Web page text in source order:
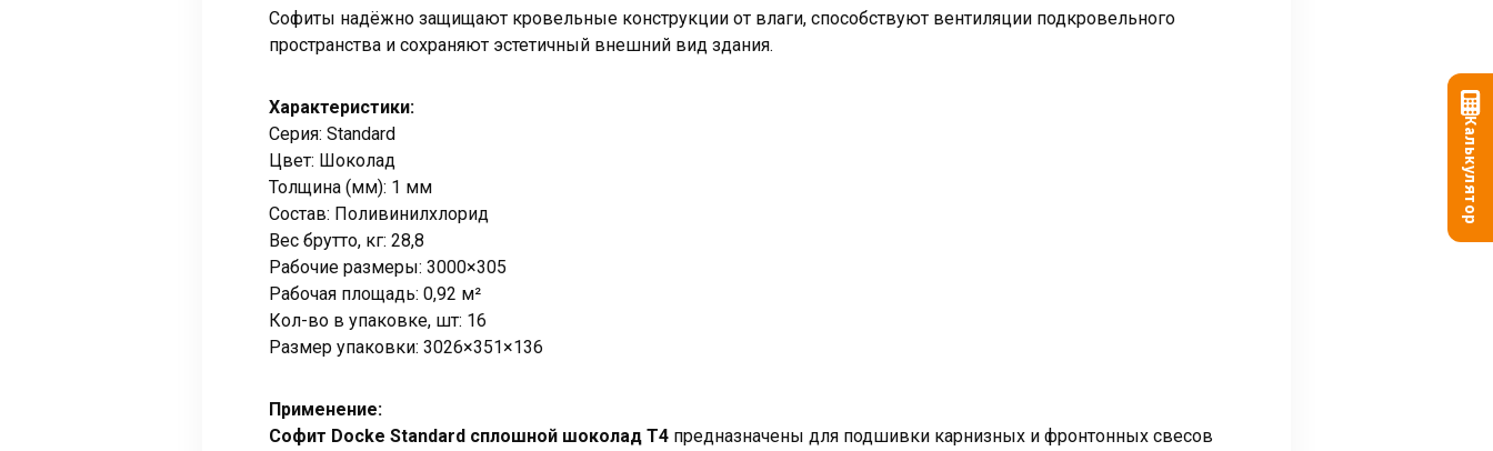
Софиты надёжно защищают кровельные конструкции от влаги, способствуют вентиляции подкровельного
пространства и сохраняют эстетичный внешний вид здания.
Характеристики:
Серия: Standard
Цвет: Шоколад
Толщина (мм): 1 мм
Состав: Поливинилхлорид
Вес брутто, кг: 28,8
Рабочие размеры: 3000×305
Рабочая площадь: 0,92 м²
Кол-во в упаковке, шт: 16
Размер упаковки: 3026×351×136
Применение:
Софит Docke Standard сплошной шоколад T4 предназначены для подшивки карнизных и фронтонных свесов
Калькулятор